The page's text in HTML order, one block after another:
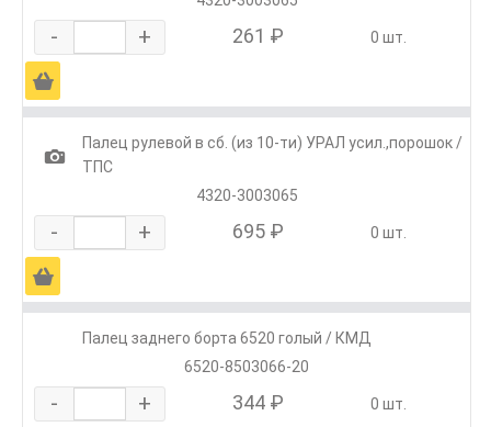
- + 261 ₽ 0 шт.
Ä
1
Палец рулевой в сб. (из 10-ти) УРАЛ усил.,порошок /
ТПС
4320-3003065
- + 695 ₽ 0 шт.
Ä
Палец заднего борта 6520 голый / КМД
6520-8503066-20
- + 344 ₽ 0 шт.